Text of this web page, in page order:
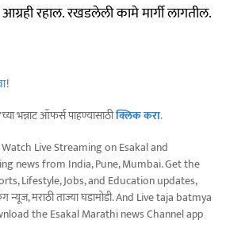
रहाल. रखडलेली कामे मार्गी लागतील.
!
भन्नाट ऑफर्स पाहण्यासाठीक्लिक करा.
Watch Live Streaming on Esakal and
news from India, Pune, Mumbai. Get the
Lifestyle, Jobs, and Education updates,
न्यूज, मराठी ताज्या घडामोडी. And Live taja batmya
the Esakal Marathi news Channel app